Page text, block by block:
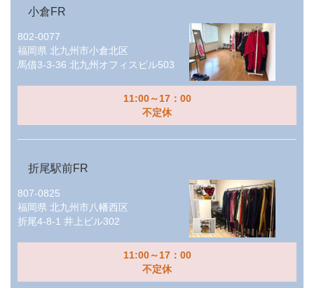
小倉FR
802-0077
福岡県 北九州市小倉北区
馬借3-3-36 北九州オフィスビル503
11:00～17：00
不定休
折尾駅前FR
807-0825
福岡県 北九州市八幡西区
折尾4-8-1 井上ビル302
11:00～17：00
不定休